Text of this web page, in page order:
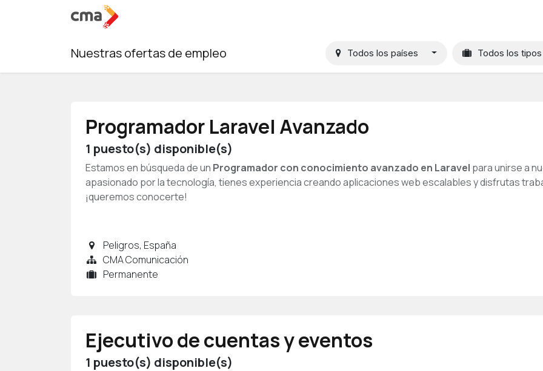
Nuestras ofertas de empleo Todos los países Todos los
Programador Laravel Avanzado
1 puesto(s) disponible(s)
Estamos en búsqueda de un Programador con conocimiento avanzado en Laravel para unirse a
apasionado por la tecnología, tienes experiencia creando aplicaciones web escalables y disfrutas
¡queremos conocerte!
Peligros, España
CMA Comunicación
Permanente
Ejecutivo de cuentas y eventos
1 puesto(s) disponible(s)